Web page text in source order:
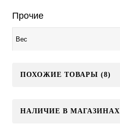
Прочие
Вес
ПОХОЖИЕ ТОВАРЫ (8)
НАЛИЧИЕ В МАГАЗИНАХ